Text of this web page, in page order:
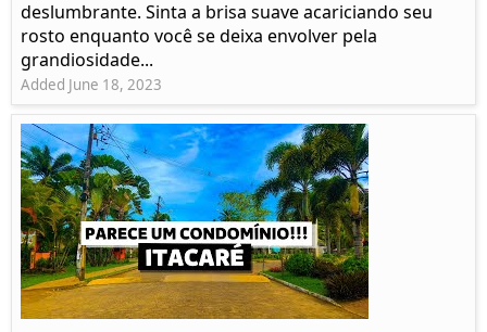
deslumbrante. Sinta a brisa suave acariciando seu
rosto enquanto você se deixa envolver pela
grandiosidade...
Added June 18, 2023